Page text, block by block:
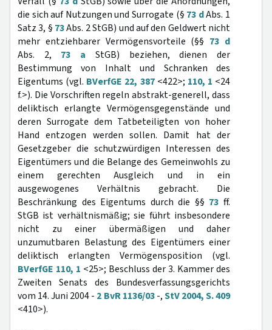
die sich auf Nutzungen und Surrogate (§ 73 dAbs. 1
Satz 3, § 73Abs. 2 StGB) und auf den Geldwert nicht
mehr entziehbarer Vermögensvorteile (§§ 73 d
Abs. 2, 73 a StGB) beziehen, dienen der
Bestimmung von Inhalt und Schranken des
Eigentums (vgl. BVerfGE 22, 387<422>; 110, 1 <24
f.>). Die Vorschriften regeln abstrakt-generell, dass
deliktisch erlangte Vermögensgegenstände und
deren Surrogate dem Tatbeteiligten von hoher
Hand entzogen werden sollen. Damit hat der
Gesetzgeber die schutzwürdigen Interessen des
Eigentümers und die Belange des Gemeinwohls zu
einem gerechten Ausgleich und in ein
ausgewogenes Verhältnis gebracht. Die
Beschränkung des Eigentums durch die §§ 73 ff.
StGB ist verhältnismäßig; sie führt insbesondere
nicht zu einer übermäßigen und daher
unzumutbaren Belastung des Eigentümers einer
deliktisch erlangten Vermögensposition (vgl.
BVerfGE 110, 1 <25>; Beschluss der 3. Kammer des
Zweiten Senats des Bundesverfassungsgerichts
vom 14. Juni 2004 - 2 BvR 1136/03-,StV 2004, S. 409
<410>).